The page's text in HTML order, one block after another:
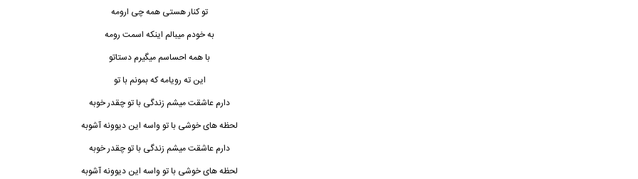
تو کنار هستی همه چی ارومه
به خودم میبالم اینکه اسمت رومه
با همه احساسم میگیرم دستاتو
این ته رویامه که بمونم با تو
دارم عاشقت میشم زندگی با تو چقدر خوبه
لحظه های خوشی با تو واسه این دیوونه آشوبه
دارم عاشقت میشم زندگی با تو چقدر خوبه
لحظه های خوشی با تو واسه این دیوونه آشوبه